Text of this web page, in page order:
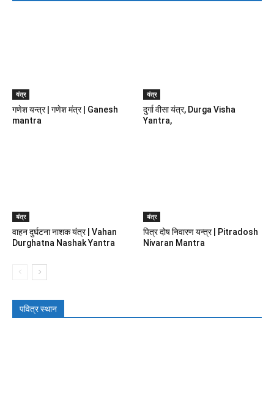
यंत्र
गणेश यन्त्र | गणेश मंत्र | Ganesh
mantra
यंत्र
दुर्गा वीसा यंत्र, Durga Visha
Yantra,
यंत्र
वाहन दुर्घटना नाशक यंत्र | Vahan
Durghatna Nashak Yantra
यंत्र
पित्र दोष निवारण यन्त्र | Pitradosh
Nivaran Mantra
पवित्र स्थान